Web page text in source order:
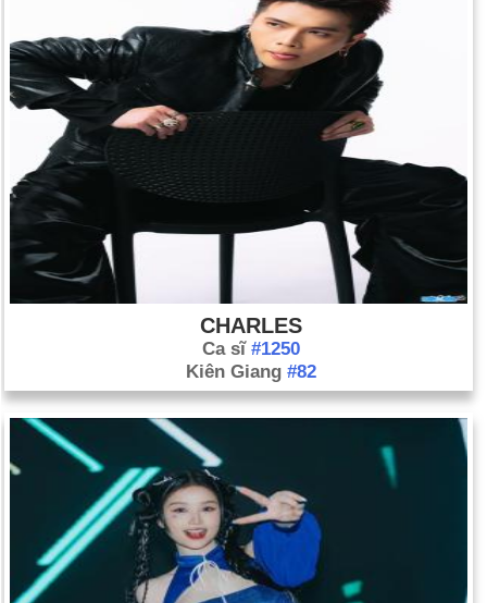
CHARLES
Ca sĩ #1250
Kiên Giang #82